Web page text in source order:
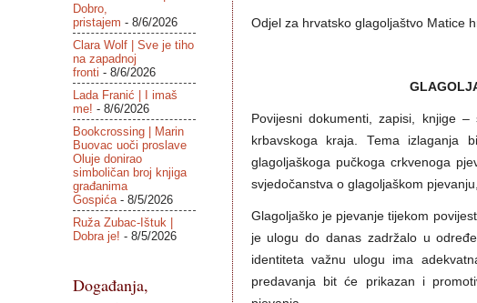
Odjel za hrvatsko glagoljaštvo Matice
Povijesni dokumenti, zapisi, knjige
krbavskoga kraja. Tema
glagoljaškoga pučkoga crkvenoga
svjedočanstva o glagoljaškom
Glagoljaško je pjevanje tijekom
je ulogu do danas zadržalo u
identiteta važnu ulogu ima
predavanja bit će prikazan i
Dobro,
pristajem - 8/6/2026
Clara Wolf | Sve je tiho
na zapadnoj
fronti - 8/6/2026
Lada Franić | I imaš
me! - 8/6/2026
Bookcrossing | Marin
Buovac uoči proslave
Oluje donirao
simboličan broj knjiga
građanima
Gospića- 8/5/2026
Ruža Zubac-Ištuk |
Dobra je! - 8/5/2026
Događanja,